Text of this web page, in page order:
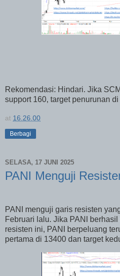
Rekomendasi: Hindari. Jika
support 160, target penurunan
at 16.26.00
Berbagi
SELASA, 17 JUNI 2025
PANI Menguji
PANI menguji garis resisten
Februari lalu. Jika PANI
resisten ini, PANI berpeluang
pertama di 13400 dan target